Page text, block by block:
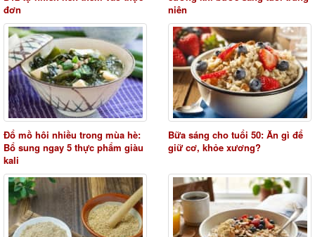
đơn
niên
Đổ mồ hôi nhiều trong mùa hè:
Bổ sung ngay 5 thực phẩm giàu
kali
Bữa sáng cho tuổi 50: Ăn gì để
giữ cơ, khỏe xương?